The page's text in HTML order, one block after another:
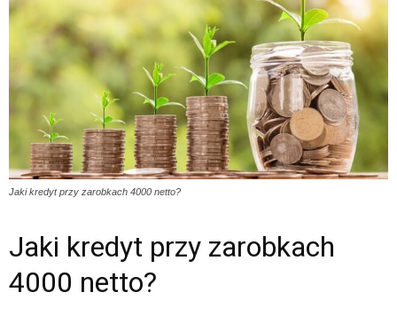
Jaki kredyt przy zarobkach 4000 netto?
Jaki kredyt przy zarobkach
4000 netto?